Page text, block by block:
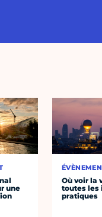
une
Où voir la
toutes les
pratiques